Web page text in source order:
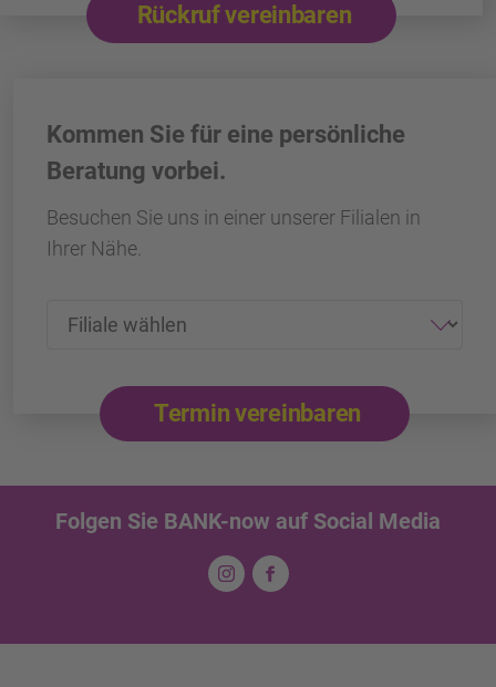
Rückruf vereinbaren
Kommen Sie für eine persönliche
Beratung vorbei.
Besuchen Sie uns in einer unserer Filialen in
Ihrer Nähe.
Termin vereinbaren
Folgen Sie BANK-now auf Social Media